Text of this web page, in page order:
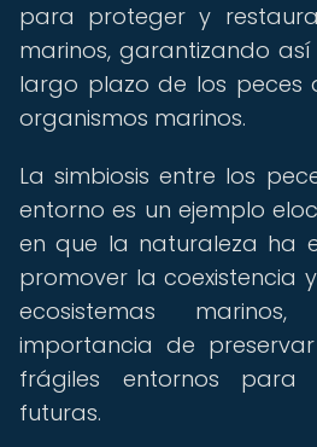
para proteger y
marinos, garantizando
largo plazo de los peces
organismos marinos.
La simbiosis entre los
entorno es un ejemplo
en que la naturaleza ha
promover la coexistencia
ecosistemas
importancia de
frágiles entornos para
futuras.